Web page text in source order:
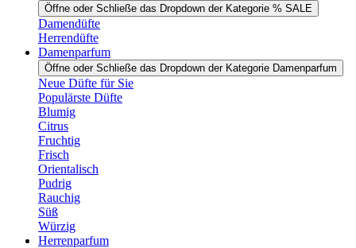
Öffne oder Schließe das Dropdown der Kategorie % SALE
Damendüfte
Herrendüfte
Damenparfum
Öffne oder Schließe das Dropdown der Kategorie Damenparfum
Neue Düfte für Sie
Populärste Düfte
Blumig
Citrus
Fruchtig
Frisch
Orientalisch
Pudrig
Rauchig
Süß
Würzig
Herrenparfum